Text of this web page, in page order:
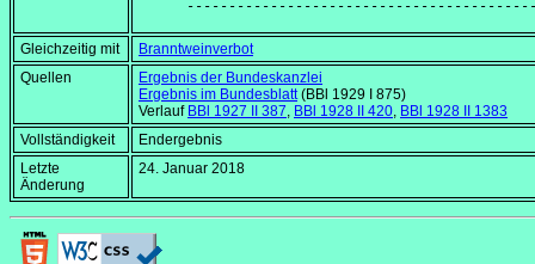
Gleichzeitig mit
Branntweinverbot
Quellen
Ergebnis der Bundeskanzlei
Ergebnis im Bundesblatt(BBl 1929 I 875)
Verlauf BBl 1927 II 387, BBl 1928 II 420, BBl 1928 II 1383
Vollständigkeit
Endergebnis
Letzte
Änderung
24. Januar 2018